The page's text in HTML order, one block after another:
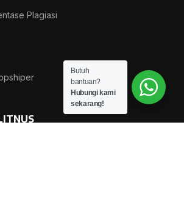
Plagiasi
Butuh
bantuan?
Hubungi kami
sekarang!